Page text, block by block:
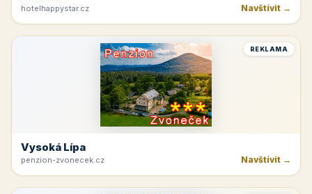
hotelhappystar.cz Navštívit →
REKLAMA
Vysoká Lípa
penzion-zvonecek.cz Navštívit →